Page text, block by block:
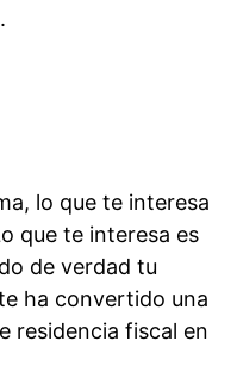
lo que te interesa
que te interesa es
de verdad tu
ha convertido una
residencia fiscal en